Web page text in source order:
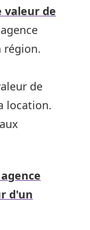
valeur de
région.
de
location.
d'un